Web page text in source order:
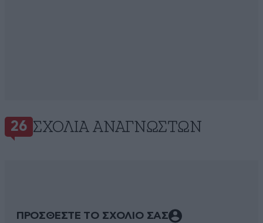
26 ΣΧΌΛΙΑ ΑΝΑΓΝΩΣΤΏΝ
ΠΡΟΣΘΕΣΤΕ ΤΟ ΣΧΟΛΙΟ ΣΑΣ